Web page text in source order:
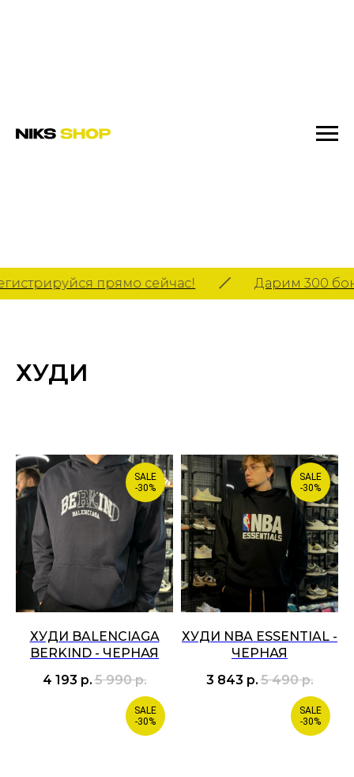
прямо сейчас! Дарим 300
ХУДИ
SALE
-30%
ХУДИ BALENCIAGA
BERKIND - ЧЕРНАЯ
4 193 р.5 990 р.
SALE
-30%
ХУДИ NBA ESSENTIAL -
ЧЕРНАЯ
3 843 р.5 490 р.
SALE
-30%
SALE
-30%